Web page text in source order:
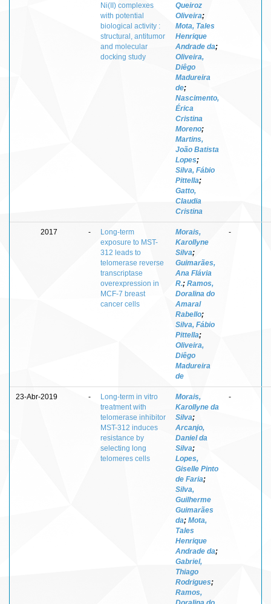
Ni(II) complexes
with potential
biological activity :
structural, antitumor
and molecular
docking study
Queiroz
Oliveira;
Mota, Tales
Henrique
Andrade da;
Oliveira,
Diêgo
Madureira
de;
Nascimento,
Érica
Cristina
Moreno;
Martins,
João Batista
Lopes;
Silva, Fábio
Pittella;
Gatto,
Claudia
Cristina
2017 -
Long-term
exposure to MST-
312 leads to
telomerase reverse
transcriptase
overexpression in
MCF-7 breast
cancer cells
Morais,
Karollyne
Silva;
Guimarães,
Ana Flávia
R.; Ramos,
Doralina do
Amaral
Rabello;
Silva, Fábio
Pittella;
Oliveira,
Diêgo
Madureira
de
-
23-Abr-2019 -
Long-term in vitro
treatment with
telomerase inhibitor
MST-312 induces
resistance by
selecting long
telomeres cells
Morais,
Karollyne da
Silva;
Arcanjo,
Daniel da
Silva;
Lopes,
Giselle Pinto
de Faria;
Silva,
Guilherme
Guimarães
da; Mota,
Tales
Henrique
Andrade da;
Gabriel,
Thiago
Rodrigues;
Ramos,
-